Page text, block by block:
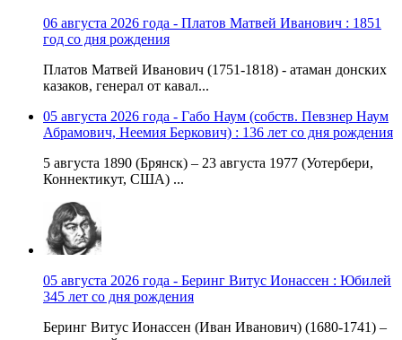
06 августа 2026 года - Платов Матвей Иванович : 1851
год со дня рождения
Платов Матвей Иванович (1751-1818) - атаман донских
казаков, генерал от кавал...
05 августа 2026 года - Габо Наум (собств. Певзнер Наум
Абрамович, Неемия Беркович) : 136 лет со дня рождения
5 августа 1890 (Брянск) – 23 августа 1977 (Уотербери,
Коннектикут, США) ...
05 августа 2026 года - Беринг Витус Ионассен : Юбилей
345 лет со дня рождения
Беринг Витус Ионассен (Иван Иванович) (1680-1741) –